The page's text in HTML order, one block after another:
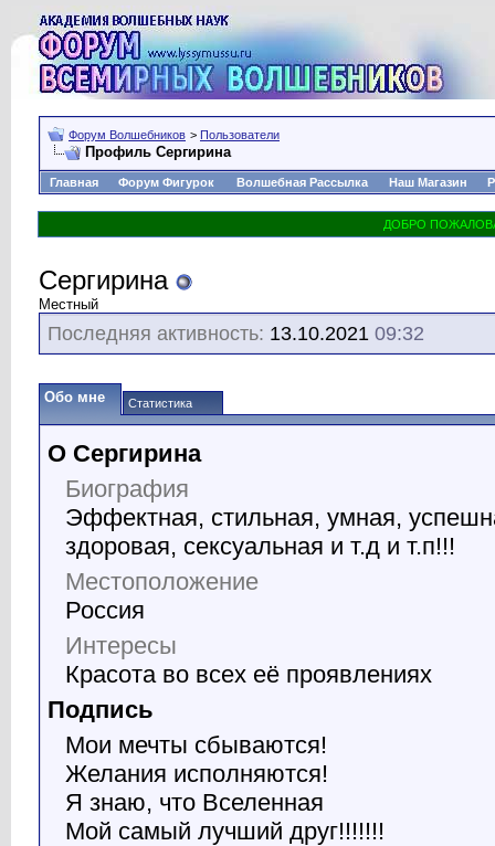
Форум Волшебников > Пользователи
Профиль Сергирина
Главная Форум Фигурок Волшебная Рассылка Наш Магазин
Сергирина
Местный
Последняя активность: 13.10.2021 09:32
Обо мне Статистика
О Сергирина
Биография
Эффектная, стильная, умная,
здоровая, сексуальная и т.д и т.п!!!
Местоположение
Россия
Интересы
Красота во всех её проявлениях
Подпись
Мои мечты сбываются!
Желания исполняются!
Я знаю, что Вселенная
Мой самый лучший друг!!!!!!!